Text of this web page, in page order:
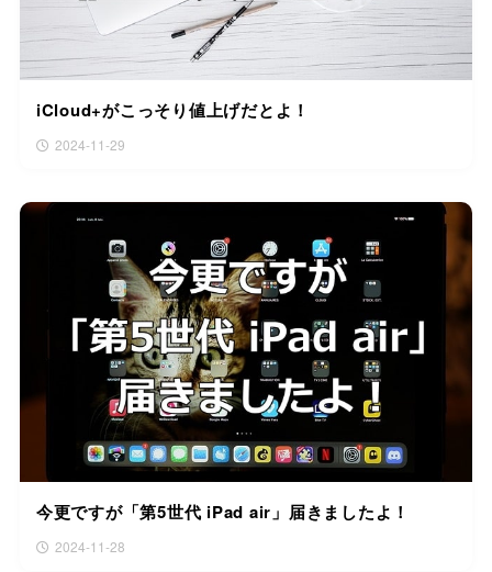
iCloud+がこっそり値上げだとよ！
2024-11-29
今更ですが「第5世代 iPad air」届きましたよ！
2024-11-28